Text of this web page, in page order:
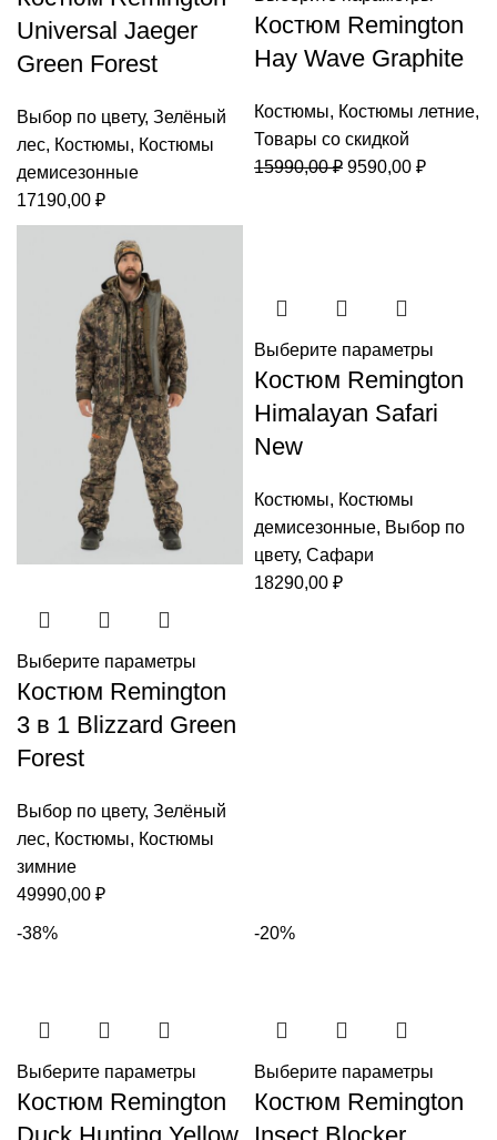
Universal Jaeger
Green Forest
Выбор по цвету, Зелёный
лес, Костюмы, Костюмы
демисезонные
17190,00 ₽
Костюм Remington
Hay Wave Graphite
Костюмы, Костюмы летние,
Товары со скидкой
15990,00₽ Первоначальная
9590,00 ₽Текущая
Выберите параметры
Костюм Remington
3 в 1 Blizzard Green
Forest
Выбор по цвету, Зелёный
лес, Костюмы, Костюмы
зимние
49990,00 ₽
Выберите параметры
Костюм Remington
Himalayan Safari
New
Костюмы, Костюмы
демисезонные, Выбор по
цвету, Сафари
18290,00 ₽
-38%
Выберите параметры
Костюм Remington
-20%
Выберите параметры
Костюм Remington